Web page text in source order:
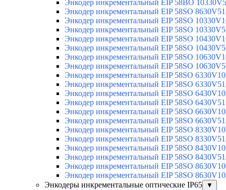
Энкодер инкрементальный EIP 58BO
Энкодер инкрементальный EIP 58SO
Энкодер инкрементальный EIP 58SO
Энкодер инкрементальный EIP 58SO
Энкодер инкрементальный EIP 58SO
Энкодер инкрементальный EIP 58SO
Энкодер инкрементальный EIP 58SO
Энкодер инкрементальный EIP 58SO
Энкодер инкрементальный EIP 58SO
Энкодер инкрементальный EIP 58SO
Энкодер инкрементальный EIP 58SO
Энкодер инкрементальный EIP 58SO
Энкодер инкрементальный EIP 58SO
Энкодер инкрементальный EIP 58SO
Энкодер инкрементальный EIP 58SO
Энкодер инкрементальный EIP 58SO
Энкодер инкрементальный EIP 58SO
Энкодер инкрементальный EIP 58SO
Энкодер инкрементальный EIP 58SO
Энкодер инкрементальный EIP 58SO
Энкодеры инкрементальные оптические IP65
▼